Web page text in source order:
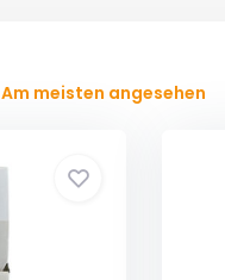
Am meisten angesehen